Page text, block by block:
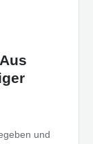
und